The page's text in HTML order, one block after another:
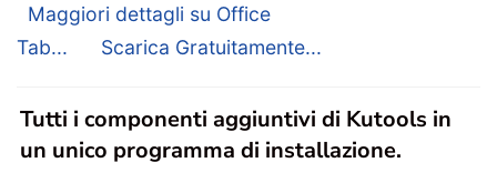
Maggiori dettagli su Office
Tab...
Scarica Gratuitamente...
Tutti i componenti aggiuntivi di Kutools in
un unico programma di installazione.